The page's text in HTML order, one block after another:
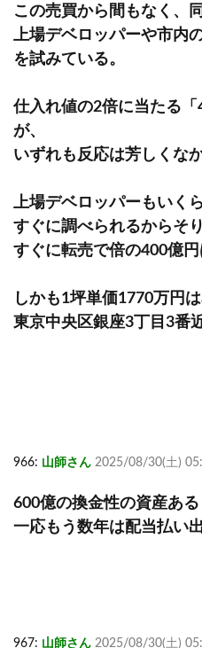
この売買から間もなく、
上場デベロッパーや市内
を試みている。
仕入れ値の2倍に当たる
が、
いずれも反応は芳しくな
上場デベロッパーもいく
すぐに調べられるからそ
すぐに転売で倍の400億円
しかも1坪単価1770万円
東京中央区銀座3丁目3番
966: 山師さん 2025/08/30(土)
600億の換金性の資産ある
一応もう数年は配当払い
967: 山師さん 2025/08/30(土)